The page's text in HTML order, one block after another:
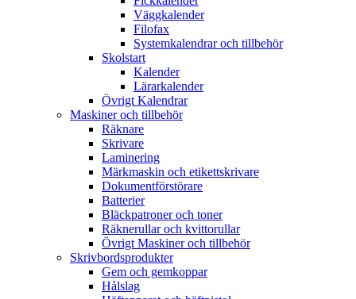
Väggkalender
Filofax
Systemkalendrar och tillbehör
Skolstart
Kalender
Lärarkalender
Övrigt Kalendrar
Maskiner och tillbehör
Räknare
Skrivare
Laminering
Märkmaskin och etikettskrivare
Dokumentförstörare
Batterier
Bläckpatroner och toner
Räknerullar och kvittorullar
Övrigt Maskiner och tillbehör
Skrivbordsprodukter
Gem och gemkoppar
Hålslag